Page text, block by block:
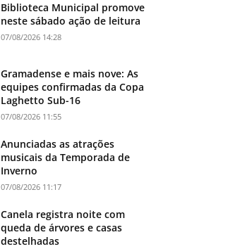
Biblioteca Municipal promove
neste sábado ação de leitura
07/08/2026 14:28
Gramadense e mais nove: As
equipes confirmadas da Copa
Laghetto Sub-16
07/08/2026 11:55
Anunciadas as atrações
musicais da Temporada de
Inverno
07/08/2026 11:17
Canela registra noite com
queda de árvores e casas
destelhadas